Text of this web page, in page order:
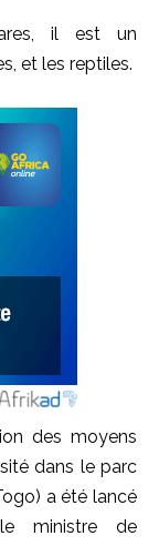
il est un
et les reptiles.
des moyens
dans le parc
a été lancé
ministre de